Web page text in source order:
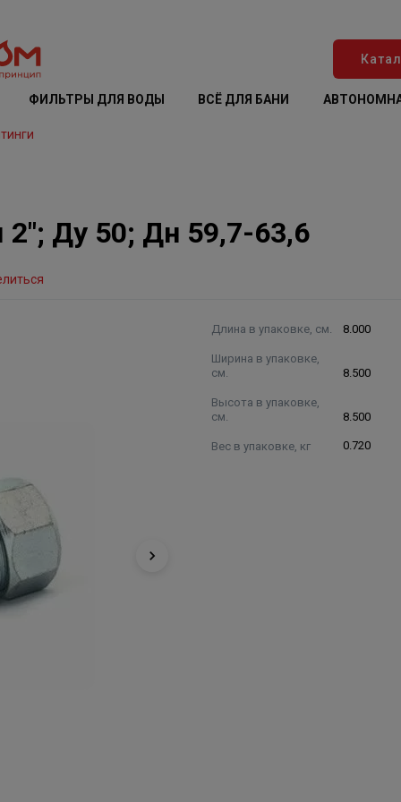
ФИЛЬТРЫ ДЛЯ ВОДЫ ВСЁ ДЛЯ БАНИ
Ду 50; Дн 59,7-63,6
Длина в упаковке, см. 8.000
Ширина в упаковке,
см.
8.500
Высота в упаковке,
см.
8.500
Вес в упаковке, кг 0.720